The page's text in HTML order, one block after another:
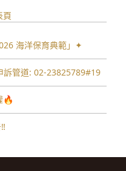
頁
海洋保育典範」✦
訴管道: 02-23825789#19
🔥